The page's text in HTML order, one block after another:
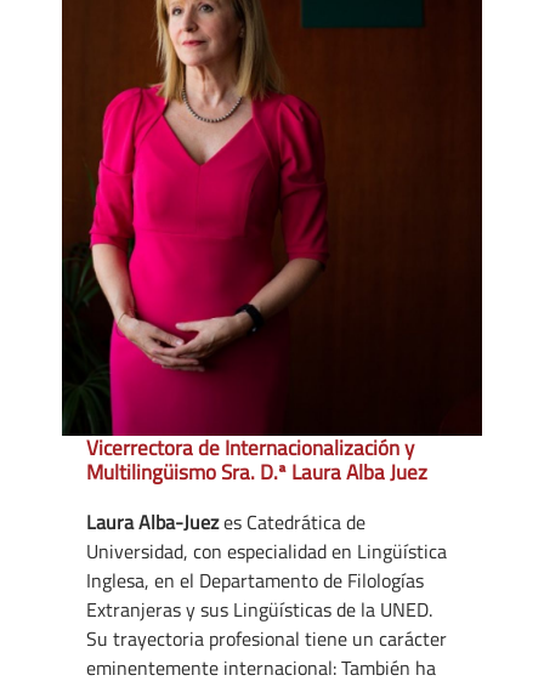
Vicerrectora de Internacionalización y
Multilingüismo Sra. D.ª Laura Alba Juez
Laura Alba-Juezes Catedrática de
Universidad, con especialidad en Lingüística
Inglesa, en el Departamento de Filologías
Extranjeras y sus Lingüísticas de la UNED.
Su trayectoria profesional tiene un carácter
eminentemente internacional: También ha